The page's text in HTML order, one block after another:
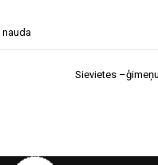
nauda
Sievietes